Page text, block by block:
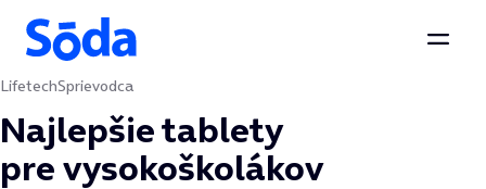
Preskočiť na obsah
LifetechSprievodca
Najlepšie tablety
pre vysokoškolákov